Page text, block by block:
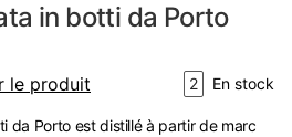
in botti da Porto
le produit 2 En stock
da Porto est distillé à partir de marc